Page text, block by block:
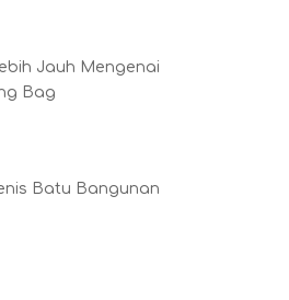
Jauh Mengenai
Bag
Batu Bangunan